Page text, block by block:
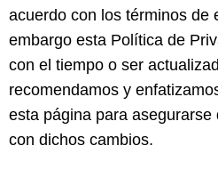
acuerdo con los términos de
embargo esta Política de
con el tiempo o ser
recomendamos y
esta página para
con dichos cambios.